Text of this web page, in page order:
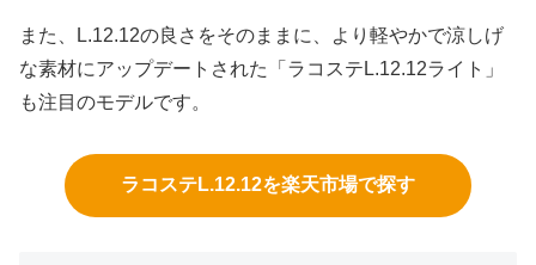
また、L.12.12の良さをそのままに、より軽やかで涼しげ
な素材にアップデートされた「ラコステL.12.12ライト」
も注目のモデルです。
ラコステL.12.12を楽天市場で探す